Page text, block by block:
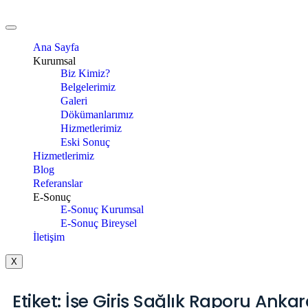
Ana Sayfa
Kurumsal
Biz Kimiz?
Belgelerimiz
Galeri
Dökümanlarımız
Hizmetlerimiz
Eski Sonuç
Hizmetlerimiz
Blog
Referanslar
E-Sonuç
E-Sonuç Kurumsal
E-Sonuç Bireysel
İletişim
X
Etiket: İşe Giriş Sağlık Raporu